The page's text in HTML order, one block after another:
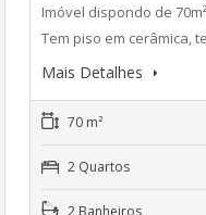
Imóvel dispondo de
Tem piso em cerâmica,
Mais Detalhes
70 m²
2 Quartos